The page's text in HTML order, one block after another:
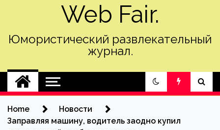
Web Fair.
Юмористический развлекательный
журнал.
Home
Новости
Заправляя машину, водитель заодно купил